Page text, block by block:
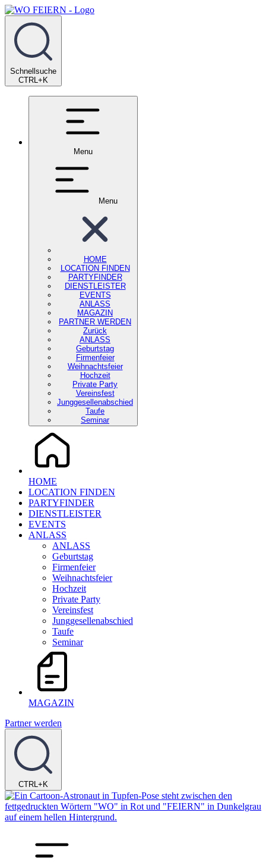
Schnellsuche
CTRL+K
Menu
Menu
HOME
LOCATION FINDEN
PARTYFINDER
DIENSTLEISTER
EVENTS
ANLASS
MAGAZIN
PARTNER WERDEN
Zurück
ANLASS
Geburtstag
Firmenfeier
Weihnachtsfeier
Hochzeit
Private Party
Vereinsfest
Junggesellenabschied
Taufe
Seminar
HOME
LOCATION FINDEN
PARTYFINDER
DIENSTLEISTER
EVENTS
ANLASS
ANLASS
Geburtstag
Firmenfeier
Weihnachtsfeier
Hochzeit
Private Party
Vereinsfest
Junggesellenabschied
Taufe
Seminar
MAGAZIN
Partner werden
CTRL+K